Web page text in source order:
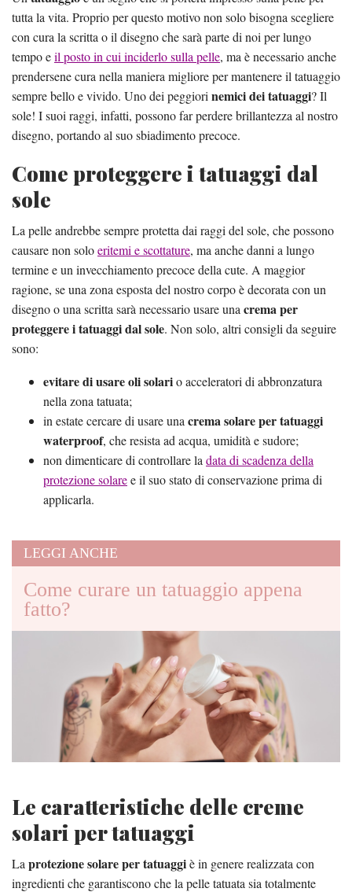
tutta la vita. Proprio per questo motivo non solo bisogna scegliere
con cura la scritta o il disegno che sarà parte di noi per lungo
tempo eil posto in cui inciderlo sulla pelle, ma è necessario anche
prendersene cura nella maniera migliore per mantenere il tatuaggio
sempre bello e vivido. Uno dei peggiori nemici dei tatuaggi? Il
sole! I suoi raggi, infatti, possono far perdere brillantezza al nostro
disegno, portando al suo sbiadimento precoce.
Come proteggere i tatuaggi dal
sole
La pelle andrebbe sempre protetta dai raggi del sole, che possono
causare non soloeritemi e scottature, ma anche danni a lungo
termine e un invecchiamento precoce della cute. A maggior
ragione, se una zona esposta del nostro corpo è decorata con un
disegno o una scritta sarà necessario usare una crema per
proteggere i tatuaggi dal sole. Non solo, altri consigli da seguire
sono:
evitare di usare oli solario acceleratori di abbronzatura
nella zona tatuata;
in estate cercare di usare una crema solare per tatuaggi
waterproof, che resista ad acqua, umidità e sudore;
non dimenticare di controllare la data di scadenza della
protezione solaree il suo stato di conservazione prima di
applicarla.
LEGGI ANCHE
Come curare un tatuaggio appena
fatto?
Le caratteristiche delle creme
solari per tatuaggi
La protezione solare per tatuaggiè in genere realizzata con
ingredienti che garantiscono che la pelle tatuata sia totalmente